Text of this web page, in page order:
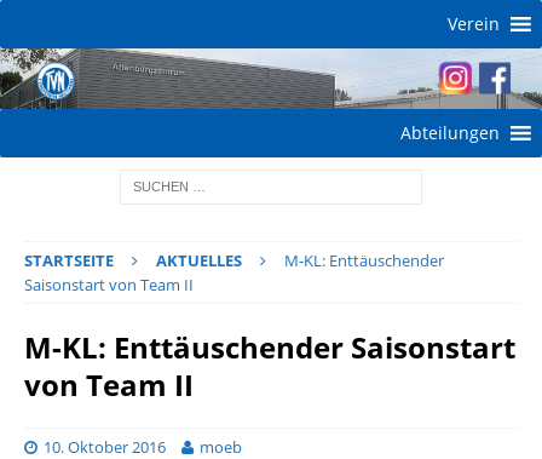
Verein
Abteilungen
STARTSEITE AKTUELLES
M-KL: Enttäuschender
Saisonstart von Team II
M-KL: Enttäuschender Saisonstart
von Team II
10. Oktober 2016 moeb